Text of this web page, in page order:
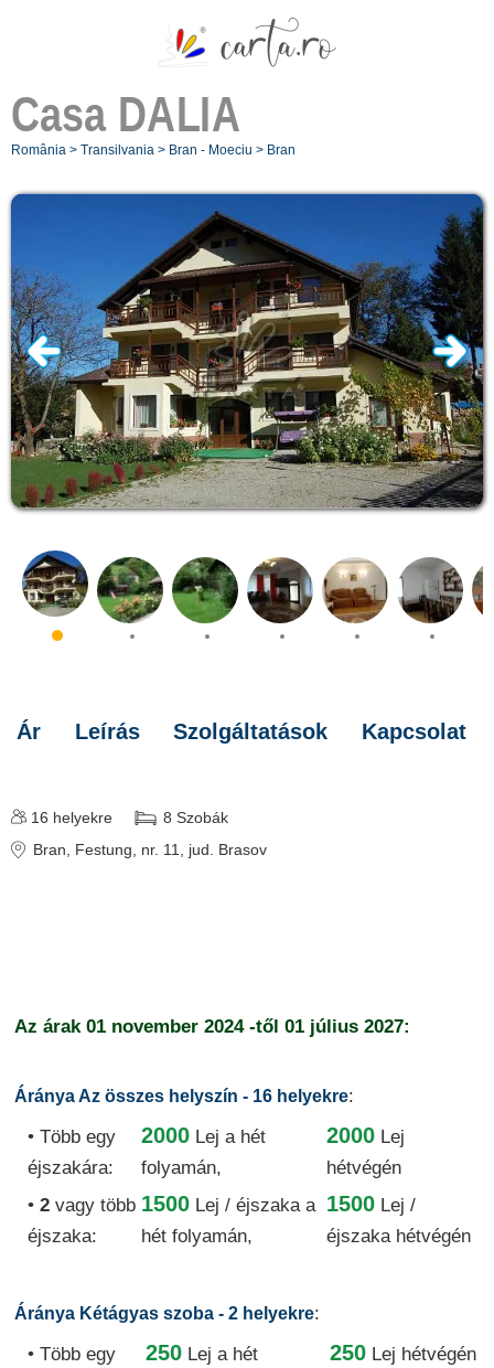
Casa DALIA
România > Transilvania > Bran - Moeciu > Bran
Ár Leírás Szolgáltatások Kapcsolat
16 helyekre 8 Szobák
Bran , Festung, nr. 11 , jud. Brasov
Az árak 01 november 2024-től 01 július 2027:
Áránya Az összes helyszín - 16 helyekre:
• Több egy
éjszakára:
2000 Lej a hét
folyamán,
2000 Lej
hétvégén
• 2 vagy több
éjszaka:
1500 Lej / éjszaka a
hét folyamán,
1500 Lej /
éjszaka hétvégén
Áránya Kétágyas szoba - 2 helyekre:
• Több egy
250 Lej a hét
250 Lej hétvégén